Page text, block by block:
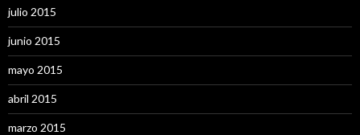
julio 2015
junio 2015
mayo 2015
abril 2015
marzo 2015